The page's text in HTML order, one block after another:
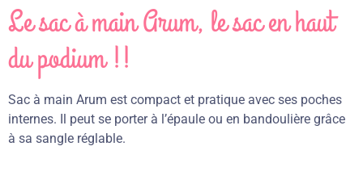
Le sac à main Arum, le sac en haut
du podium !!
Sac à main Arum est compact et pratique avec ses poches
internes. Il peut se porter à l’épaule ou en bandoulière grâce
à sa sangle réglable.